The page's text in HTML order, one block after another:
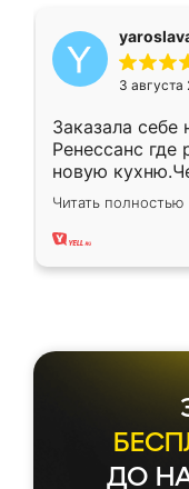
3 августа
Заказала
Ренессанс где
новую
вполне
два года,
Читать полностью
ДО